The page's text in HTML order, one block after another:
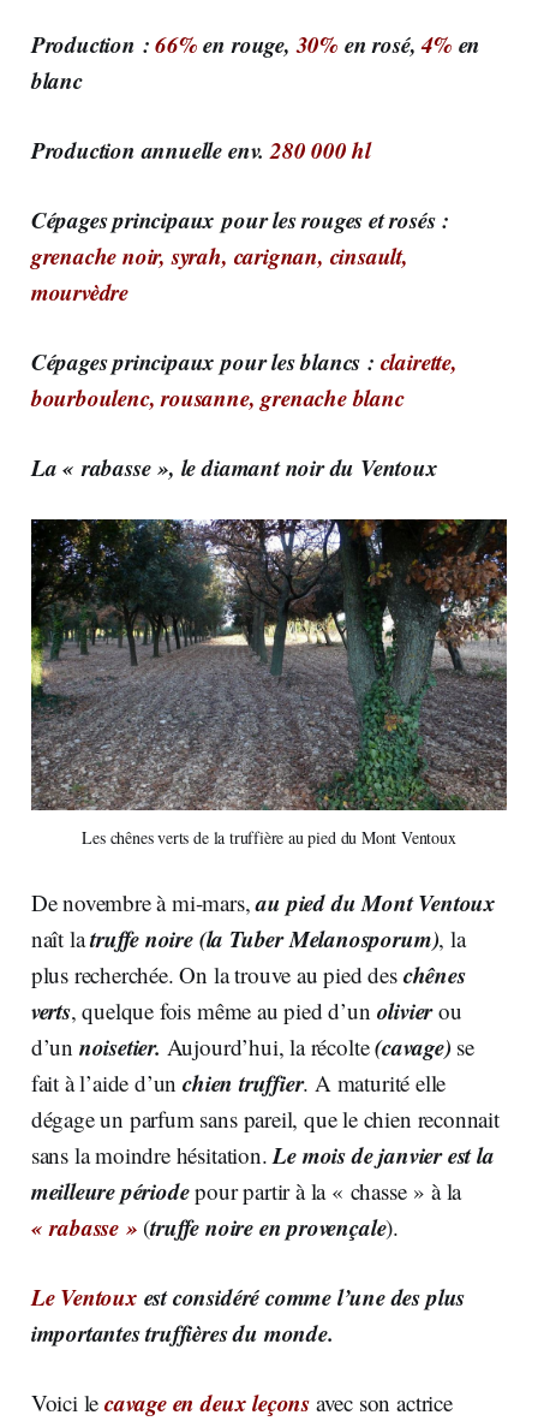
Production :66%en rouge,30% en rosé,4% en
blanc
Production annuelle env. 280 000 hl
Cépages principaux pour les rouges et rosés :
grenache noir, syrah, carignan, cinsault,
mourvèdre
Cépages principaux pour les blancs : clairette,
bourboulenc, rousanne, grenache blanc
La « rabasse », le diamant noir du Ventoux
Les chênes verts de la truffière au pied du Mont Ventoux
De novembre à mi-mars,au pied du Mont Ventoux
naît latruffe noire (la Tuber Melanosporum), la
plus recherchée. On la trouve au pied des chênes
verts, quelque fois même au pied d’un olivierou
d’un noisetier. Aujourd’hui, la récolte(cavage) se
fait à l’aide d’unchien truffier. A maturité elle
dégage un parfum sans pareil, que le chien reconnait
sans la moindre hésitation.Le mois de janvier est la
meilleure périodepour partir à la « chasse » à la
« rabasse » (truffe noire enprovençale).
Le Ventoux est considéré comme l’une des plus
importantes truffières du monde.
Voici le cavage en deux leçons avec son actrice